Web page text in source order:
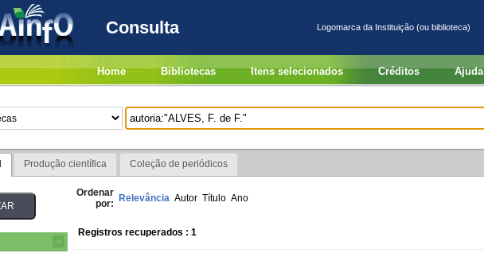
Consulta Logomarca da Instituição (ou biblioteca)
Home Bibliotecas Itens selecionados Créditos Ajuda
Produção científica Coleção de periódicos
Ordenar
por: Relevância Autor Título Ano
Registros recuperados : 1